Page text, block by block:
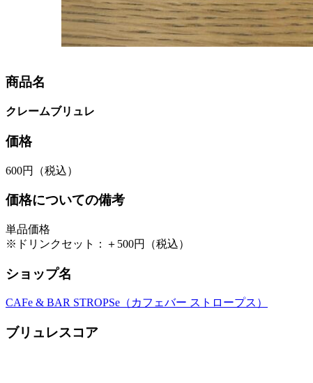
商品名
クレームブリュレ
価格
600円（税込）
価格についての備考
単品価格
※ドリンクセット：＋500円（税込）
ショップ名
CAFe & BAR STROPSe（カフェバー ストロープス）
ブリュレスコア